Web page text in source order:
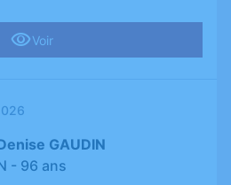
Voir
GAUDIN
- 96 ans